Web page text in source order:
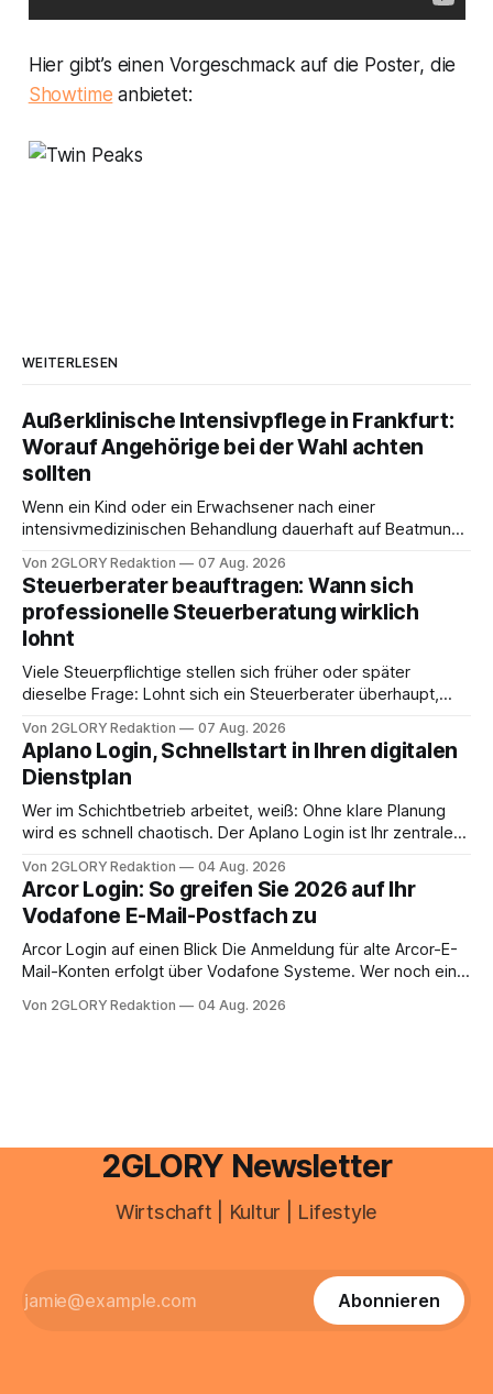
Hier gibt’s einen Vorgeschmack auf die Poster, die
Showtime anbietet:
WEITERLESEN
Außerklinische Intensivpflege in Frankfurt:
Worauf Angehörige bei der Wahl achten
sollten
Wenn ein Kind oder ein Erwachsener nach einer
intensivmedizinischen Behandlung dauerhaft auf Beatmung
angewiesen ist, stellt sich für Familien eine schwierige
Frage: Muss die Versorgung dauerhaft in der Klinik bleiben –
oder ist ein Leben zu Hause möglich? Die außerklinische
Intensivpflege bietet genau diese Alternative: Sie
Von 2GLORY Redaktion 07 Aug. 2026
Steuerberater beauftragen: Wann sich
professionelle Steuerberatung wirklich
lohnt
Viele Steuerpflichtige stellen sich früher oder später
dieselbe Frage: Lohnt sich ein Steuerberater überhaupt,
erledigen? Die kurze Antwort: Bei einfachen
Einkommensverhältnissen reicht häufig eine Steuersoftware
aus – sobald jedoch mehrere Einkunftsarten
zusammentreffen oder größere finanzielle Veränderungen
anstehen, zahlt sich professionelle Unterstützung meist
Von 2GLORY Redaktion 07 Aug. 2026
Aplano Login, Schnellstart in Ihren digitalen
Dienstplan
Wer im Schichtbetrieb arbeitet, weiß: Ohne klare Planung
wird es schnell chaotisch. Der Aplano Login ist Ihr zentraler
abwesenheiten und die gesamte kommunikation rund um
Ihr personal digital zu organisieren. In diesem Leitfaden
erfahren Sie alles, was Sie für einen reibungslosen Einstieg
brauchen, von der Registrierung
Von 2GLORY Redaktion 04 Aug. 2026
Arcor Login: So greifen Sie 2026 auf Ihr
Vodafone E-Mail-Postfach zu
Arcor Login auf einen Blick Die Anmeldung für alte Arcor-E-
Mail-Konten erfolgt über Vodafone Systeme. Wer noch eine
besitzt, loggt sich heute über das Vodafone E-Mail & Cloud
Von 2GLORY Redaktion 04 Aug. 2026
2GLORY Newsletter
Wirtschaft | Kultur | Lifestyle
Abonnieren